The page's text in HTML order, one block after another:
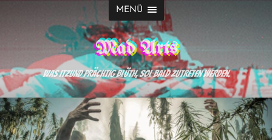
MENÜ
Mad Arts
Was itzund prächtig blüth, sol bald zutreten werden.